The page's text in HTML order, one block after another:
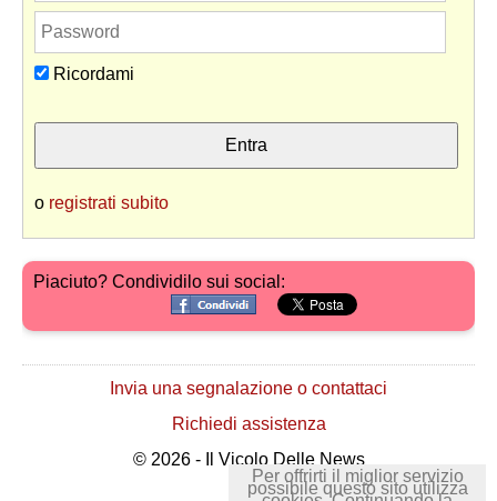
Ricordami
o registrati subito
Piaciuto? Condividilo sui social:
Invia una segnalazione o contattaci
Richiedi assistenza
© 2026 - Il Vicolo Delle News
Per offrirti il miglior servizio
possibile questo sito utilizza